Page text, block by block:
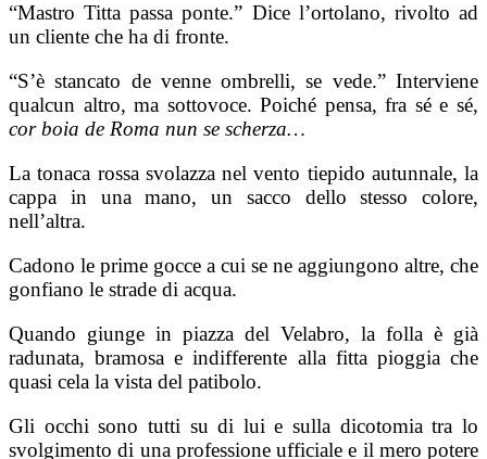
“Mastro Titta passa ponte.” Dice l’ortolano, rivolto ad
un cliente che ha di fronte.
“S’è stancato de venne ombrelli, se vede.” Interviene
qualcun altro, ma sottovoce. Poiché pensa, fra sé e sé,
cor boia de Roma nun se scherza…
La tonaca rossa svolazza nel vento tiepido autunnale, la
cappa in una mano, un sacco dello stesso colore,
nell’altra.
Cadono le prime gocce a cui se ne aggiungono altre, che
gonfiano le strade di acqua.
Quando giunge in piazza del Velabro, la folla è già
radunata, bramosa e indifferente alla fitta pioggia che
quasi cela la vista del patibolo.
Gli occhi sono tutti su di lui e sulla dicotomia tra lo
svolgimento di una professione ufficiale e il mero potere